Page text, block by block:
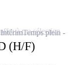
(H/F)
IntérimTemps plein
à ma sélection